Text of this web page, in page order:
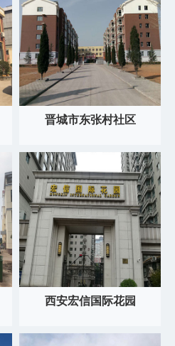
晋城市东张村社区
西安宏信国际花园